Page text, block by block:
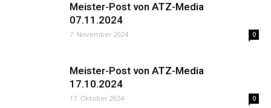
Meister-Post von ATZ-Media
07.11.2024
7. November 2024 0
Meister-Post von ATZ-Media
17.10.2024
17. Oktober 2024 0